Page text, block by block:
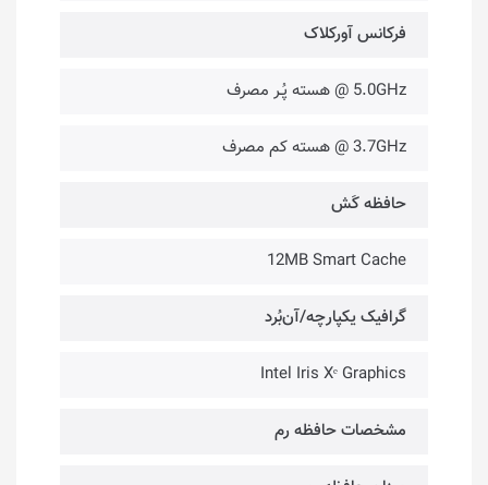
فرکانس آورکلاک
5.0GHz @ هسته پُـر مصرف
3.7GHz @ هسته کم مصرف
حافظه کَش
12MB Smart Cache
گرافیک یکپارچه/آن‌بُرد
Intel Iris Xᵉ Graphics
مشخصات حافظه رم